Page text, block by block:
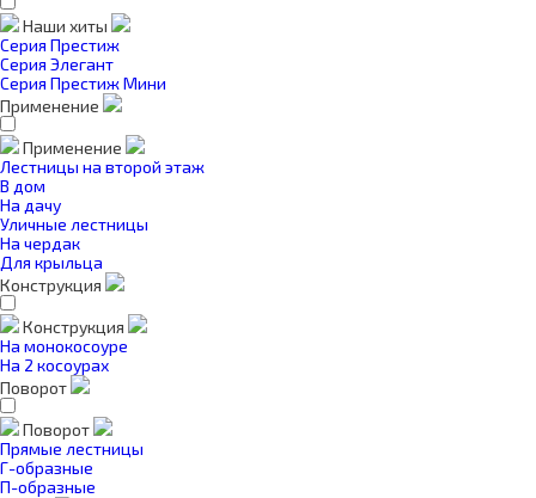
Наши хиты
Серия Престиж
Серия Элегант
Серия Престиж Мини
Применение
Применение
Лестницы на второй этаж
В дом
На дачу
Уличные лестницы
На чердак
Для крыльца
Конструкция
Конструкция
На монокосоуре
На 2 косоурах
Поворот
Поворот
Прямые лестницы
Г-образные
П-образные